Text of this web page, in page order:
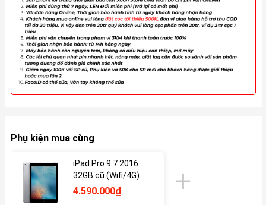
Phụ kiện mua cùng
iPad Pro 9.7 2016
32GB cũ (Wifi/4G)
4.590.000₫